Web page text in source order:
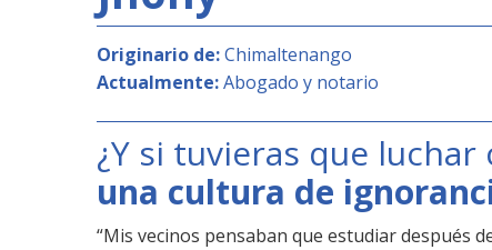
Originario de:Chimaltenango
Actualmente:Abogado y notario
¿Y si tuvieras que luchar
una cultura de
“Mis vecinos pensaban que estudiar después